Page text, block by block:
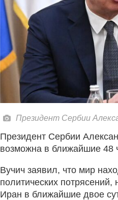
Президент Сербии
Президент Сербии
возможна в ближайшие 48
Вучич заявил, что мир
политических
Иран в ближайшие двое